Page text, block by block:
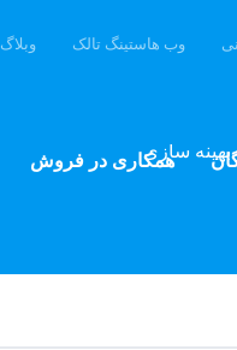
همکاری در فروش
وبلاگ وب هاستینگ تالک
سازی